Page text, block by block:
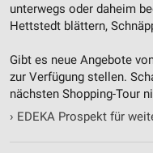
unterwegs oder daheim
Hettstedt blättern,
Gibt es neue Angebote
zur Verfügung stellen.
nächsten Shopping-Tour
› EDEKA Prospekt für